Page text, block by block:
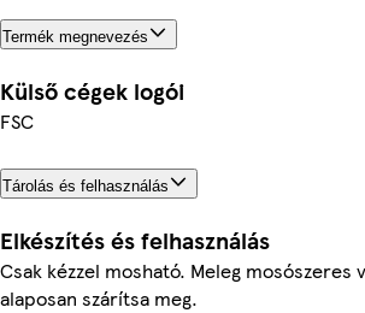
Termék megnevezés
Külső cégek logói
FSC
Tárolás és felhasználás
Elkészítés és felhasználás
Csak kézzel mosható. Meleg mosószeres
alaposan szárítsa meg.